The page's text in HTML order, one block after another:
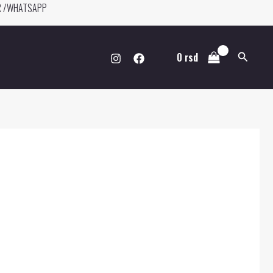
/WHATSAPP
0 rsd Pretraga